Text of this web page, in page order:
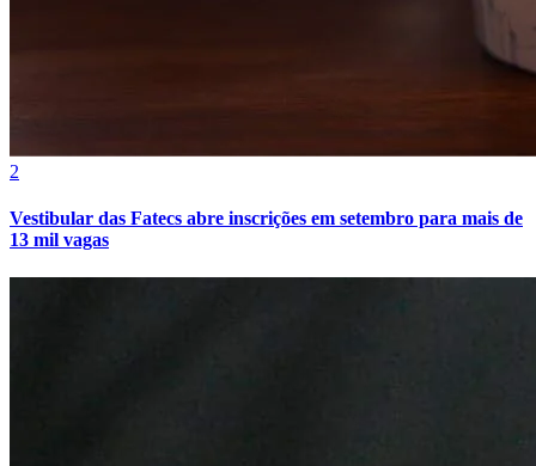
2
Vestibular das Fatecs abre inscrições em setembro para mais de
13 mil vagas